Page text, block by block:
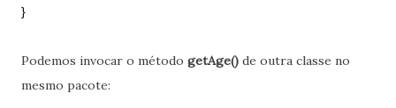
}
Podemos invocar o método getAge() de outra classe no
mesmo pacote: